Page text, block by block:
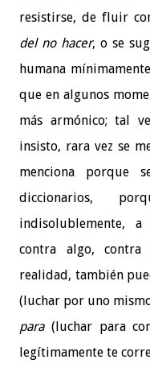
resistirse, de fluir
del no hacer, o se
humana
que en algunos
más armónico; tal
insisto, rara vez se
menciona porque
diccionarios,
indisolublemente,
contra algo, contra
realidad, también
(luchar por uno
para (luchar para
legítimamente te